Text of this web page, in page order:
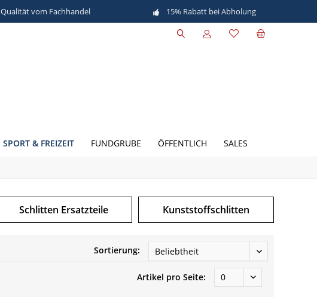
Qualität vom Fachhandel 15% Rabatt bei Abholung
SPORT & FREIZEIT FUNDGRUBE ÖFFENTLICH SALES
Schlitten Ersatzteile Kunststoffschlitten
Sortierung:
Artikel pro Seite: